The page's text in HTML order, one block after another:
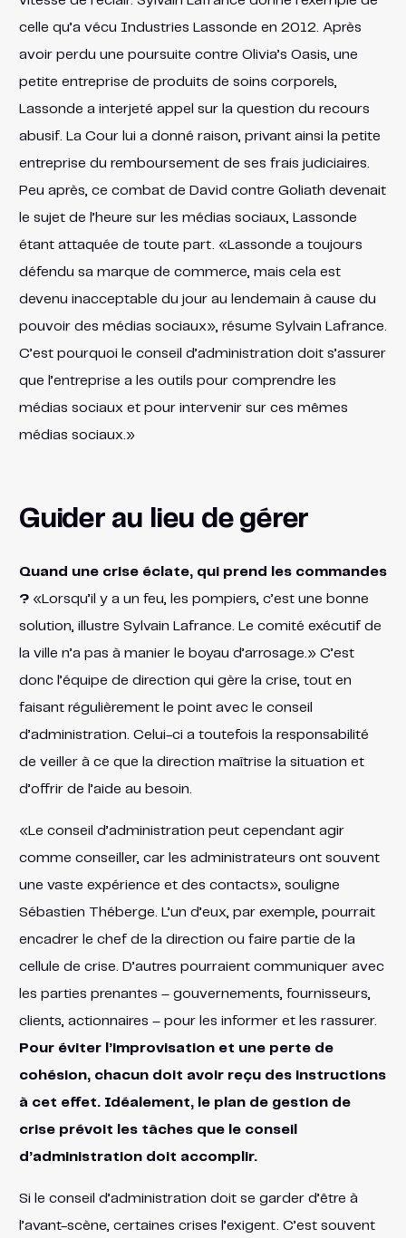
celle qu’a vécu Industries Lassonde en 2012. Après
avoir perdu une poursuite contre Olivia’s Oasis, une
petite entreprise de produits de soins corporels,
Lassonde a interjeté appel sur la question du recours
abusif. La Cour lui a donné raison, privant ainsi la petite
entreprise du remboursement de ses frais judiciaires.
Peu après, ce combat de David contre Goliath devenait
le sujet de l’heure sur les médias sociaux, Lassonde
étant attaquée de toute part. «Lassonde a toujours
défendu sa marque de commerce, mais cela est
devenu inacceptable du jour au lendemain à cause du
pouvoir des médias sociaux», résume Sylvain Lafrance.
C’est pourquoi le conseil d’administration doit s’assurer
que l’entreprise a les outils pour comprendre les
médias sociaux et pour intervenir sur ces mêmes
médias sociaux.»
Guider au lieu de gérer
Quand une crise éclate, qui prend les commandes
?«Lorsqu’il y a un feu, les pompiers, c’est une bonne
solution, illustre Sylvain Lafrance. Le comité exécutif de
la ville n’a pas à manier le boyau d’arrosage.» C’est
donc l’équipe de direction qui gère la crise, tout en
faisant régulièrement le point avec le conseil
d’administration. Celui-ci a toutefois la responsabilité
de veiller à ce que la direction maîtrise la situation et
d’offrir de l’aide au besoin.
«Le conseil d’administration peut cependant agir
comme conseiller, car les administrateurs ont souvent
une vaste expérience et des contacts», souligne
Sébastien Théberge. L’un d’eux, par exemple, pourrait
encadrer le chef de la direction ou faire partie de la
cellule de crise. D’autres pourraient communiquer avec
les parties prenantes – gouvernements, fournisseurs,
clients, actionnaires – pour les informer et les rassurer.
Pour éviter l’improvisation et une perte de
cohésion, chacun doit avoir reçu des instructions
à cet effet. Idéalement, le plan de gestion de
crise prévoit les tâches que le conseil
d’administration doit accomplir.
Si le conseil d’administration doit se garder d’être à
l’avant-scène, certaines crises l’exigent. C’est souvent